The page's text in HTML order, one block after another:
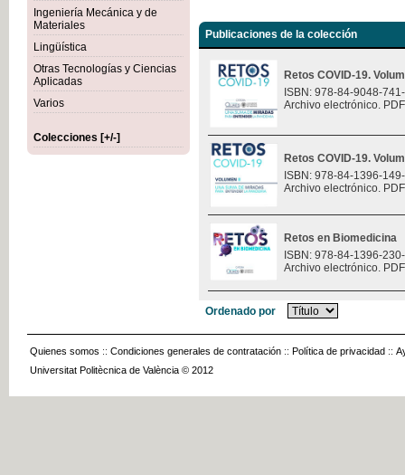
Ingeniería Mecánica y de
Materiales
Lingüística
Otras Tecnologías y Ciencias
Aplicadas
Varios
Colecciones [+/-]
Publicaciones de la colección
Retos COVID-19.
ISBN: 978-84-9048-
Archivo electrónico.
Retos COVID-19.
ISBN: 978-84-1396-
Archivo electrónico.
Retos en Biomedicina
ISBN: 978-84-1396-
Archivo electrónico.
Ordenado por
Quienes somos :: Condiciones generales de contratación :: Política de privacidad ::
Universitat Politècnica de València © 2012